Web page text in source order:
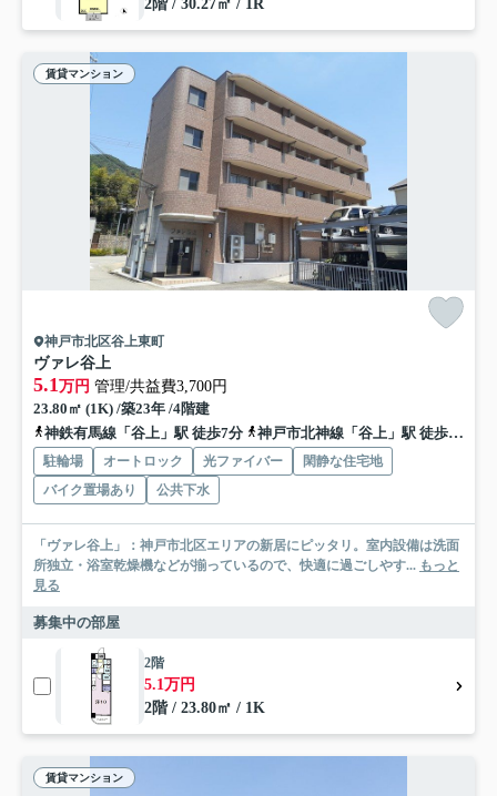
2階 / 30.27㎡ / 1R
賃貸マンション
神戸市北区谷上東町
ヴァレ谷上
5.1 万円 管理/共益費3,700円
23.80㎡ (1K) /築23年 /4階建
神鉄有馬線「谷上」駅 徒歩7分
神戸市北神線「谷上」駅 徒歩7分
駐輪場 オートロック 光ファイバー
閑静な住宅地
バイク置場あり
公共下水
「ヴァレ谷上」：神戸市北区エリアの新居にピッタリ。室内設備は洗面
所独立・浴室乾燥機などが揃っているので、快適に過ごしやす... もっと
見る
募集中の部屋
2階
5.1万円
2階 / 23.80㎡ / 1K
賃貸マンション